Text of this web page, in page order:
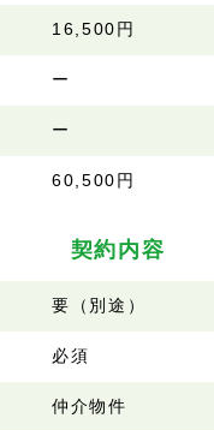
16,500円
ー
ー
60,500円
契約内容
要（別途）
必須
仲介物件